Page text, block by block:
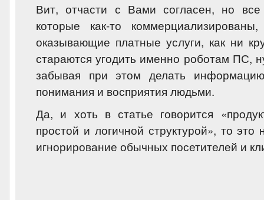
Вит, отчасти с Вами согласен, но
которые как-то
оказывающие платные услуги, как ни
стараются угодить именно роботам ПС,
забывая при этом делать
понимания и восприятия людьми.
Да, и хоть в статье говорится
простой и логичной структурой», то это
игнорирование обычных посетителей и